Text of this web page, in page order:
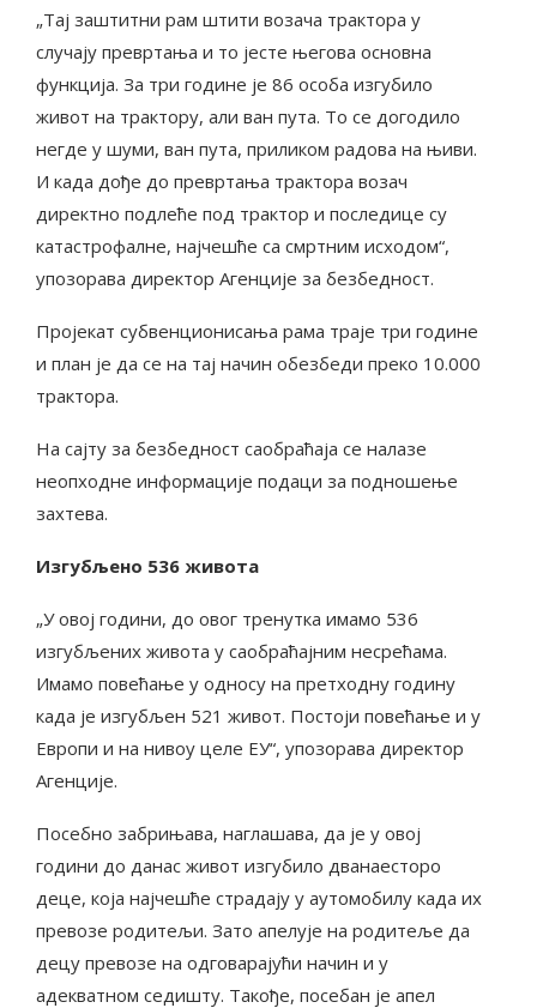
„Тај заштитни рам штити возача трактора у
случају превртања и то јесте његова основна
функција. За три године је 86 особа изгубило
живот на трактору, али ван пута. То се догодило
негде у шуми, ван пута, приликом радова на њиви.
И када дође до превртања трактора возач
директно подлеће под трактор и последице су
катастрофалне, најчешће са смртним исходом“,
упозорава директор Агенције за безбедност.
Пројекат субвенционисања рама траје три године
и план је да се на тај начин обезбеди преко 10.000
трактора.
На сајту за безбедност саобраћаја се налазе
неопходне информације подаци за подношење
захтева.
Изгубљено 536 живота
„У овој години, до овог тренутка имамо 536
изгубљених живота у саобраћајним несрећама.
Имамо повећање у односу на претходну годину
када је изгубљен 521 живот. Постоји повећање и у
Европи и на нивоу целе ЕУ“, упозорава директор
Агенције.
Посебно забрињава, наглашава, да је у овој
години до данас живот изгубило дванаесторо
деце, која најчешће страдају у аутомобилу када их
превозе родитељи. Зато апелује на родитеље да
децу превозе на одговарајући начин и у
адекватном седишту. Такође, посебан је апел